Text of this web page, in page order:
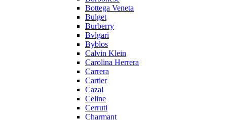
Bottega Veneta
Bulget
Burberry
Bvlgari
Byblos
Calvin Klein
Carolina Herrera
Carrera
Cartier
Cazal
Celine
Cerruti
Charmant